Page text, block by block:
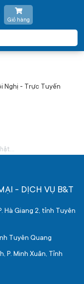
Giỏ hàng
Nghị - Trực Tuyến
- DỊCH VỤ B&T
Hà Giang 2, tỉnh Tuyên
Tuyên Quang
P. Minh Xuân, Tỉnh